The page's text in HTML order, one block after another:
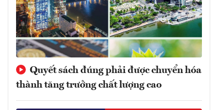
Quyết sách đúng phải được chuyển hóa
thành tăng trưởng chất lượng cao